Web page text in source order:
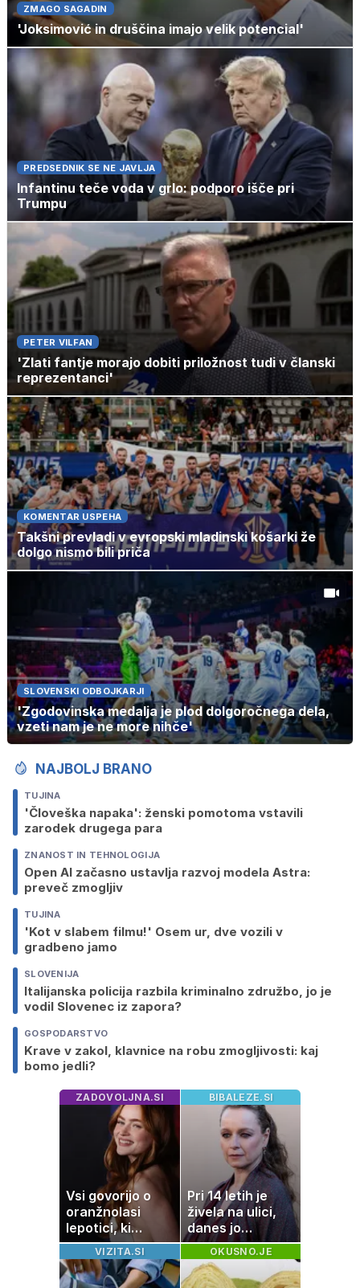
ZMAGO SAGADIN
'Joksimović in druščina imajo velik potencial'
PREDSEDNIK SE NE JAVLJA
Infantinu teče voda v grlo: podporo išče pri
Trumpu
PETER VILFAN
'Zlati fantje morajo dobiti priložnost tudi v članski
reprezentanci'
KOMENTAR USPEHA
Takšni prevladi v evropski mladinski košarki že
dolgo nismo bili priča
SLOVENSKI ODBOJKARJI
'Zgodovinska medalja je plod dolgoročnega dela,
vzeti nam je ne more nihče'
NAJBOLJ BRANO
TUJINA
'Človeška napaka': ženski pomotoma vstavili
zarodek drugega para
ZNANOST IN TEHNOLOGIJA
Open AI začasno ustavlja razvoj modela Astra:
preveč zmogljiv
TUJINA
'Kot v slabem filmu!' Osem ur, dve vozili v
gradbeno jamo
SLOVENIJA
Italijanska policija razbila kriminalno združbo, jo je
vodil Slovenec iz zapora?
GOSPODARSTVO
Krave v zakol, klavnice na robu zmogljivosti: kaj
bomo jedli?
ZADOVOLJNA.SI
Vsi govorijo o
oranžnolasi
lepotici, ki
navdušuje s
skrivnostno
vlogo
BIBALEZE.SI
Pri 14 letih je
živela na ulici,
danes jo
občuduje ves
svet
VIZITA.SI OKUSNO.JE